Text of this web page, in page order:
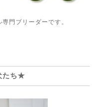
ブリーダーです。
たち★